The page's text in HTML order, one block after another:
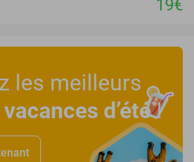
19€
les meilleurs
d’été!